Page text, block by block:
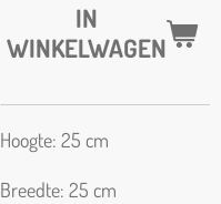
IN
WINKELWAGEN
Hoogte: 25 cm
Breedte: 25 cm